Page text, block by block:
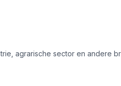
agrarische sector en andere